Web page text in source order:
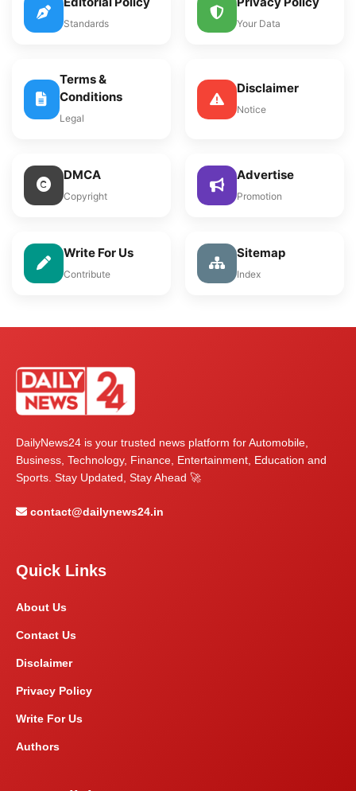
Standards Your Data
Terms &
Conditions
Legal
Disclaimer
Notice
DMCA
Copyright
Advertise
Promotion
Write For Us
Contribute
Sitemap
Index
DailyNews24 is your trusted news platform for Automobile,
Business, Technology, Finance, Entertainment, Education and
Sports. Stay Updated, Stay Ahead 🚀
contact@dailynews24.in
Quick Links
About Us
Contact Us
Disclaimer
Privacy Policy
Write For Us
Authors